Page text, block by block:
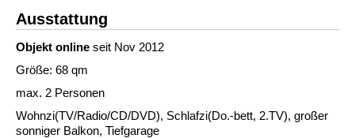
Ausstattung
Objekt online seit Nov 2012
Größe: 68 qm
max. 2 Personen
Wohnzi(TV/Radio/CD/DVD), Schlafzi(Do.-bett, 2.TV), großer
sonniger Balkon, Tiefgarage